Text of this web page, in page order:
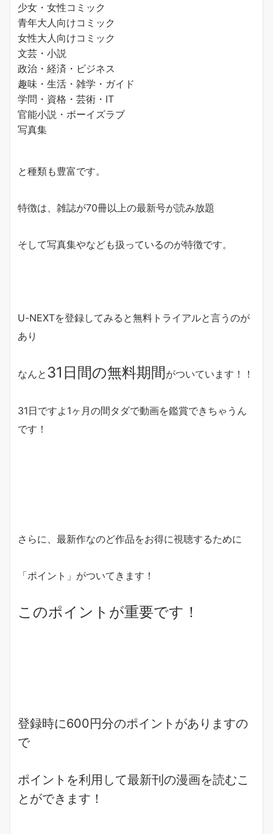
少女・女性コミック
青年大人向けコミック
女性大人向けコミック
文芸・小説
政治・経済・ビジネス
趣味・生活・雑学・ガイド
学問・資格・芸術・IT
官能小説・ボーイズラブ
写真集
と種類も豊富です。
特徴は、雑誌が70冊以上の最新号が読み放題
そして写真集やなども扱っているのが特徴です。
U-NEXTを登録してみると無料トライアルと言うのが
あり
なんと 31日間の無料期間がついています！！
31日ですよ1ヶ月の間タダで動画を鑑賞できちゃうん
です！
さらに、最新作なのど作品をお得に視聴するために
「ポイント」がついてきます！
このポイントが重要です！
登録時に600円分のポイントがありますの
で
ポイントを利用して最新刊の漫画を読むこ
とができます！